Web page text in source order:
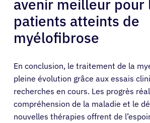
avenir meilleur pour
patients atteints de
myélofibrose
En conclusion, le traitement de la
pleine évolution grâce aux essais
recherches en cours. Les progrès
compréhension de la maladie et le
nouvelles thérapies offrent de